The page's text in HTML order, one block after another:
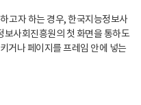
고자 하는 경우, 한국지능정보사
사회진흥원의 첫 화면을 통하도
거나 페이지를 프레임 안에 넣는